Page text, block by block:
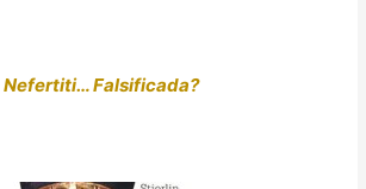
Nefertiti… Falsificada?